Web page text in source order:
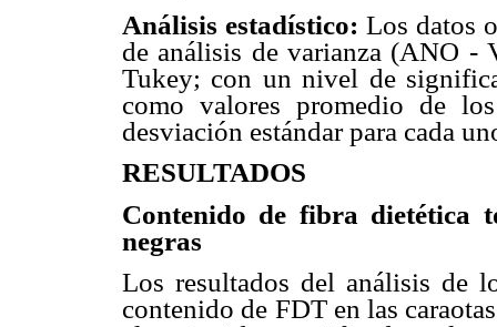
Análisis estadístico: Los datos
de análisis de varianza (ANO -
Tukey; con un nivel de
como valores promedio de
desviación estándar para cada
RESULTADOS
Contenido de fibra dietética
negras
Los resultados del análisis de
contenido de FDT en las